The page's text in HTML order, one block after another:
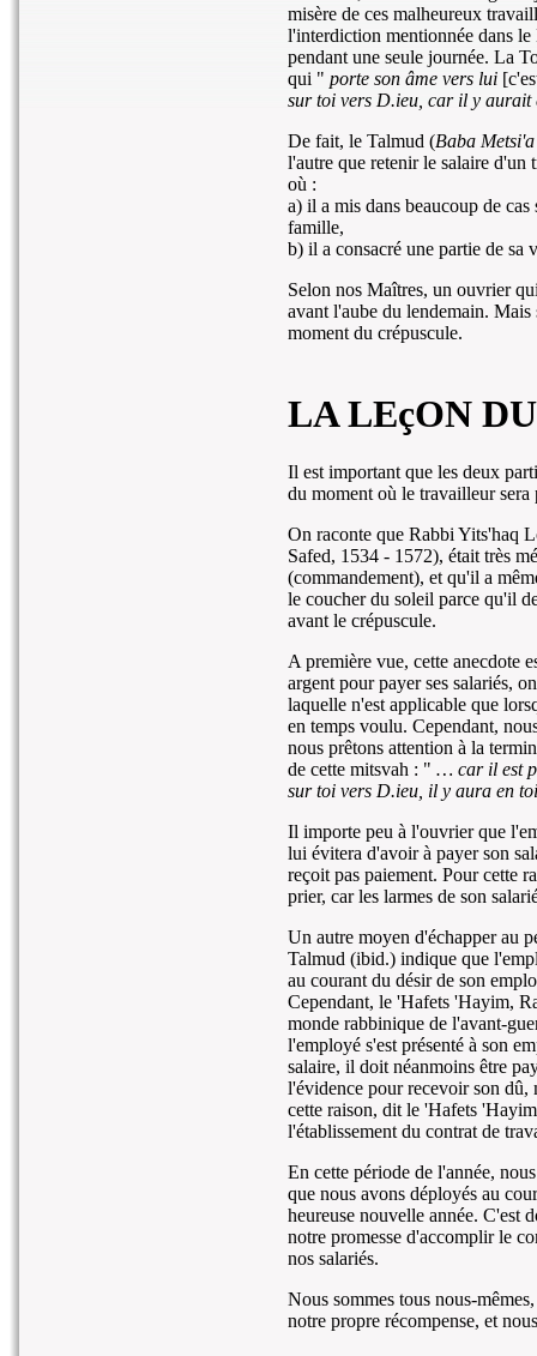
misère de ces malheureux
l'interdiction mentionnée dans
pendant une seule journée. La
qui " porte son âme vers lui
sur toi vers D.ieu, car il y aurait
De fait, le Talmud (Baba
l'autre que retenir le salaire d'un
où :
a) il a mis dans beaucoup de
famille,
b) il a consacré une partie de sa
Selon nos Maîtres, un ouvrier
avant l'aube du lendemain.
moment du crépuscule.
LA LEçON
Il est important que les deux
du moment où le travailleur sera
On raconte que Rabbi Yits'haq
Safed, 1534 - 1572), était très
(commandement), et qu'il a
le coucher du soleil parce qu'il
avant le crépuscule.
A première vue, cette anecdote
argent pour payer ses salariés,
laquelle n'est applicable que
en temps voulu. Cependant,
nous prêtons attention à la
de cette mitsvah : " … car il est
sur toi vers D.ieu, il y aura en
Il importe peu à l'ouvrier que
lui évitera d'avoir à payer son
reçoit pas paiement. Pour cette
prier, car les larmes de son
Un autre moyen d'échapper au
Talmud (ibid.) indique que
au courant du désir de son
Cependant, le 'Hafets 'Hayim,
monde rabbinique de l'avant-
l'employé s'est présenté à son
salaire, il doit néanmoins être
l'évidence pour recevoir son dû,
cette raison, dit le 'Hafets
l'établissement du contrat de
En cette période de l'année,
que nous avons déployés au
heureuse nouvelle année. C'est
notre promesse d'accomplir le
nos salariés.
Nous sommes tous nous-
notre propre récompense, et